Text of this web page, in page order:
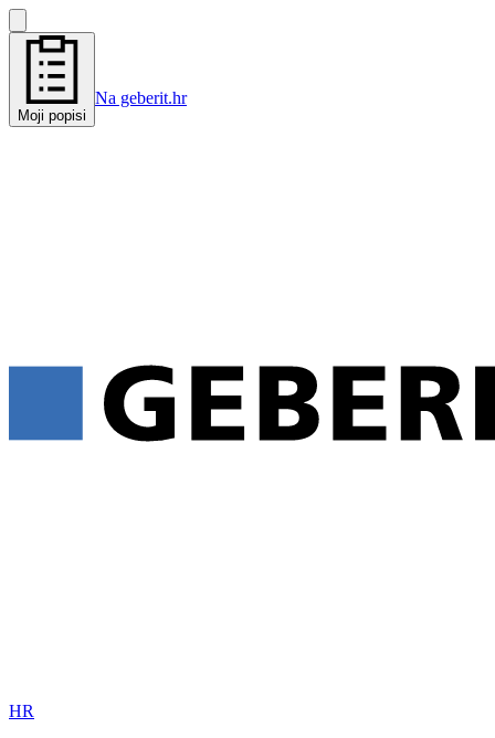
Moji popisi
Na geberit.hr
HR